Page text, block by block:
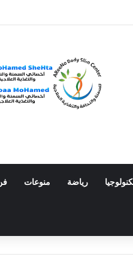
والده الأخير.. حضور مؤثر لجنازة
رياضة منوعات